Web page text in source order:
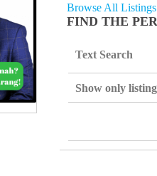
Browse All
FIND THE
Text Search
Show only